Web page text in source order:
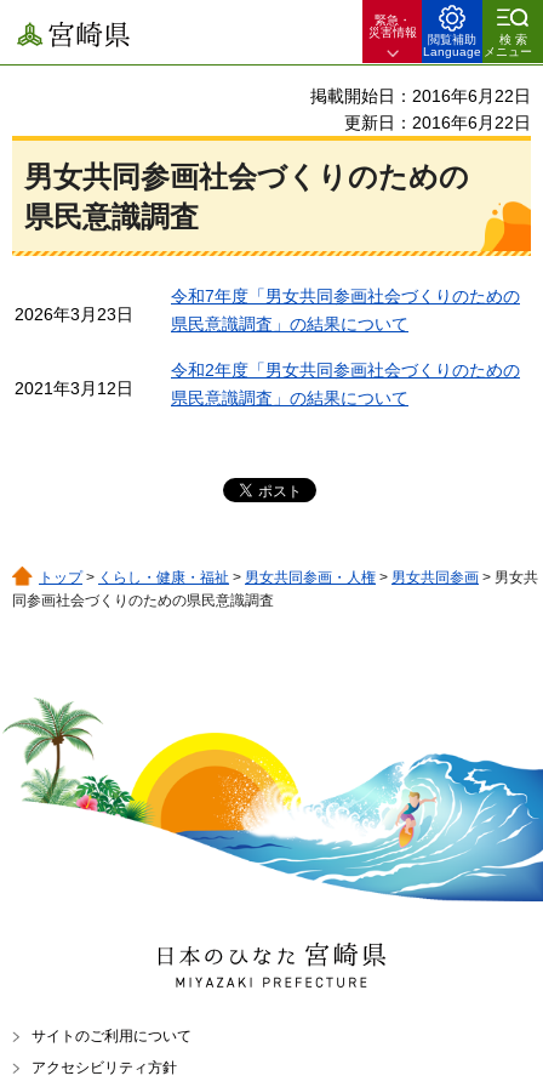
宮崎県
緊急・
災害情報
閲覧補助
Language
検索
メニュー
掲載開始日：2016年6月22日
更新日：2016年6月22日
男女共同参画社会づくりのための
県民意識調査
2026年3月23日
令和7年度「男女共同参画社会づくりのための
県民意識調査」の結果について
2021年3月12日
令和2年度「男女共同参画社会づくりのための
県民意識調査」の結果について
トップ> くらし・健康・福祉 > 男女共同参画・人権 > 男女共同参画 > 男女共
同参画社会づくりのための県民意識調査
日本のひなた 宮崎県
MIYAZAKI PREFECTURE
サイトのご利用について
アクセシビリティ方針